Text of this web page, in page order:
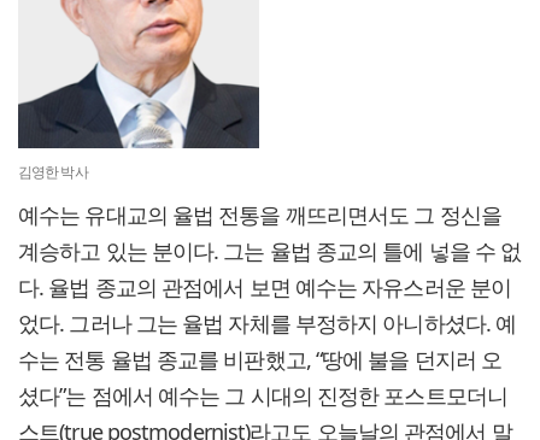
김영한 박사
예수는 유대교의 율법 전통을 깨뜨리면서도 그 정신을
계승하고 있는 분이다. 그는 율법 종교의 틀에 넣을 수 없
다. 율법 종교의 관점에서 보면 예수는 자유스러운 분이
었다. 그러나 그는 율법 자체를 부정하지 아니하셨다. 예
수는 전통 율법 종교를 비판했고, “땅에 불을 던지러 오
셨다”는 점에서 예수는 그 시대의 진정한 포스트모더니
스트(true postmodernist)라고도 오늘날의 관점에서 말